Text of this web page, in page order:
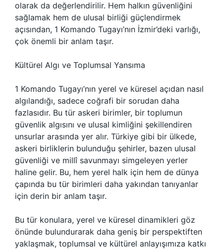
olarak da değerlendirilir. Hem halkın güvenliğini
sağlamak hem de ulusal birliği güçlendirmek
açısından, 1 Komando Tugayı’nın İzmir’deki varlığı,
çok önemli bir anlam taşır.
Kültürel Algı ve Toplumsal Yansıma
1 Komando Tugayı’nın yerel ve küresel açıdan nasıl
algılandığı, sadece coğrafi bir sorudan daha
fazlasıdır. Bu tür askeri birimler, bir toplumun
güvenlik algısını ve ulusal kimliğini şekillendiren
unsurlar arasında yer alır. Türkiye gibi bir ülkede,
askeri birliklerin bulunduğu şehirler, bazen ulusal
güvenliği ve millî savunmayı simgeleyen yerler
haline gelir. Bu, hem yerel halk için hem de dünya
çapında bu tür birimleri daha yakından tanıyanlar
için derin bir anlam taşır.
Bu tür konulara, yerel ve küresel dinamikleri göz
önünde bulundurarak daha geniş bir perspektiften
yaklaşmak, toplumsal ve kültürel anlayışımıza katkı